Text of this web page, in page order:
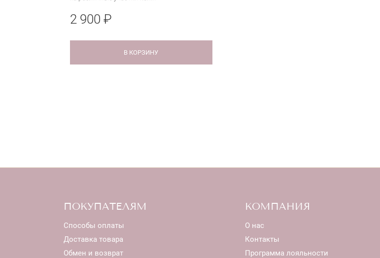
2 900 ₽
В КОРЗИНУ
ПОКУПАТЕЛЯМ
Способы оплаты
Доставка товара
Обмен и возврат
КОМПАНИЯ
О нас
Контакты
Программа лояльности